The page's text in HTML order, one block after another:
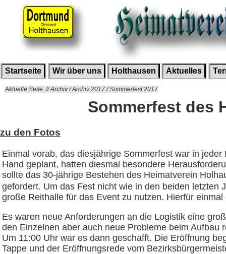
Startseite Wir über uns Holthausen Aktuelles
Aktuelle Seite: // Archiv / Archiv 2017 / Sommerfest 2017
Sommerfest des
zu den Fotos
Einmal vorab, das diesjährige Sommerfest war in
Hand geplant, hatten diesmal besondere
sollte das 30-jährige Bestehen des Heimatverein
gefordert. Um das Fest nicht wie in den beiden
große Reithalle für das Event zu nutzen. Hierfür
Es waren neue Anforderungen an die Logistik eine
den Einzelnen aber auch neue Probleme beim Aufbau
Um 11:00 Uhr war es dann geschafft. Die Eröffnung
Tappe und der Eröffnungsrede vom